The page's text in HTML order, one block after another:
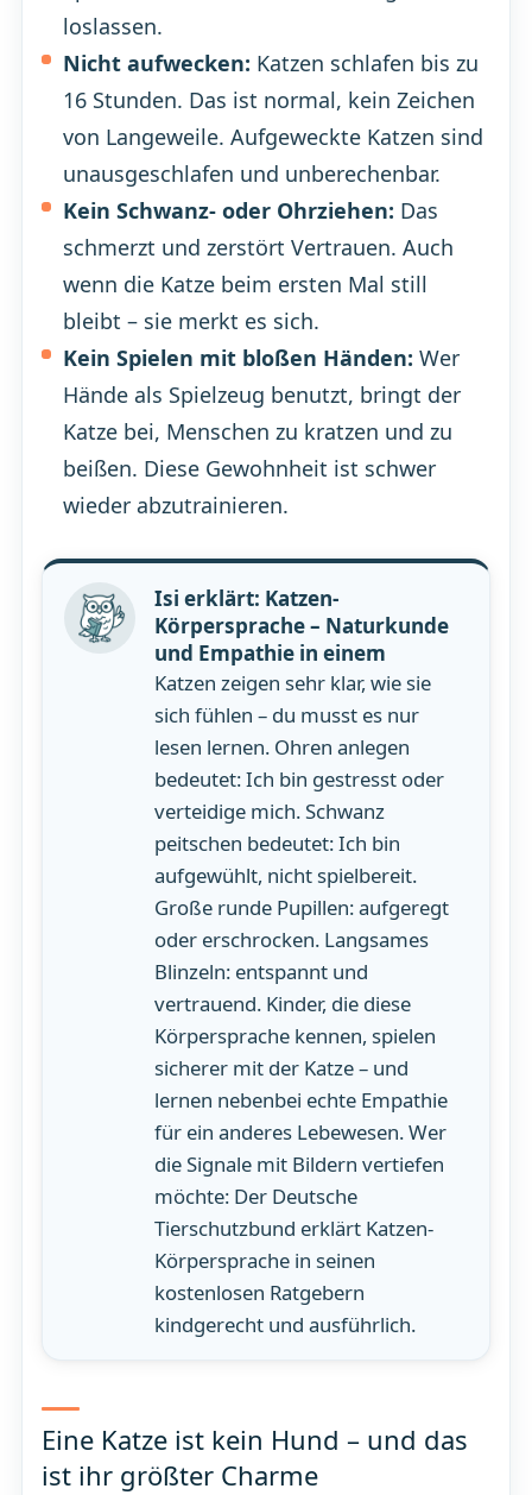
loslassen.
Nicht aufwecken: Katzen schlafen bis zu
16 Stunden. Das ist normal, kein Zeichen
von Langeweile. Aufgeweckte Katzen sind
unausgeschlafen und unberechenbar.
Kein Schwanz- oder Ohrziehen: Das
schmerzt und zerstört Vertrauen. Auch
wenn die Katze beim ersten Mal still
bleibt – sie merkt es sich.
Kein Spielen mit bloßen Händen: Wer
Hände als Spielzeug benutzt, bringt der
Katze bei, Menschen zu kratzen und zu
beißen. Diese Gewohnheit ist schwer
wieder abzutrainieren.
Isi erklärt: Katzen-
Körpersprache – Naturkunde
und Empathie in einem
Katzen zeigen sehr klar, wie sie
sich fühlen – du musst es nur
lesen lernen. Ohren anlegen
bedeutet: Ich bin gestresst oder
verteidige mich. Schwanz
peitschen bedeutet: Ich bin
aufgewühlt, nicht spielbereit.
Große runde Pupillen: aufgeregt
oder erschrocken. Langsames
Blinzeln: entspannt und
vertrauend. Kinder, die diese
Körpersprache kennen, spielen
sicherer mit der Katze – und
lernen nebenbei echte Empathie
für ein anderes Lebewesen. Wer
die Signale mit Bildern vertiefen
möchte: Der Deutsche
Tierschutzbund erklärt Katzen-
Körpersprache in seinen
kostenlosen Ratgebern
kindgerecht und ausführlich.
Eine Katze ist kein Hund – und das
ist ihr größter Charme